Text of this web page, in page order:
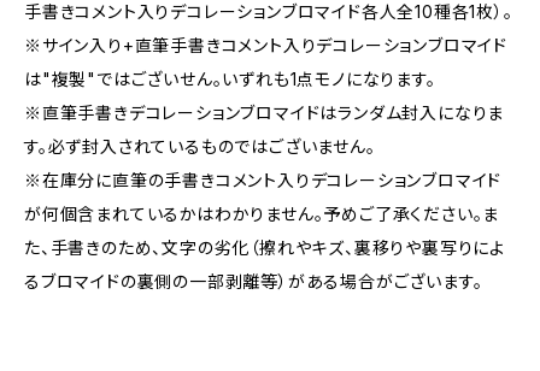
手書きコメント入りデコレーションブロマイド各人全10種各1枚）。
※サイン入り+直筆手書きコメント入りデコレーションブロマイド
は"複製"ではございせん。いずれも1点モノになります。
※直筆手書きデコレーションブロマイドはランダム封入になりま
す。必ず封入されているものではございません。
※在庫分に直筆の手書きコメント入りデコレーションブロマイド
が何個含まれているかはわかりません。予めご了承ください。ま
た、手書きのため、文字の劣化（擦れやキズ、裏移りや裏写りによ
るブロマイドの裏側の一部剥離等）がある場合がございます。